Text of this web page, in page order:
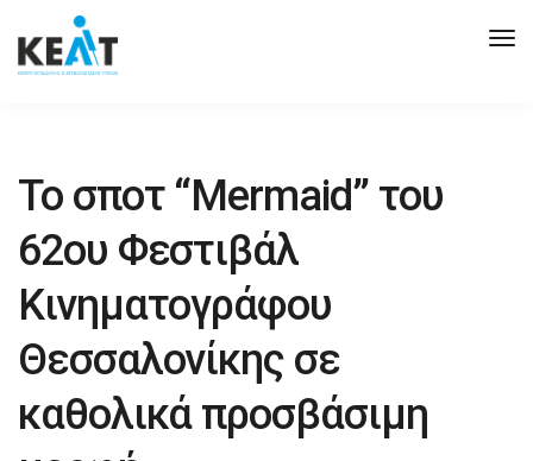
Το σποτ “Mermaid” του
62ου Φεστιβάλ
Κινηματογράφου
Θεσσαλονίκης σε
καθολικά προσβάσιμη